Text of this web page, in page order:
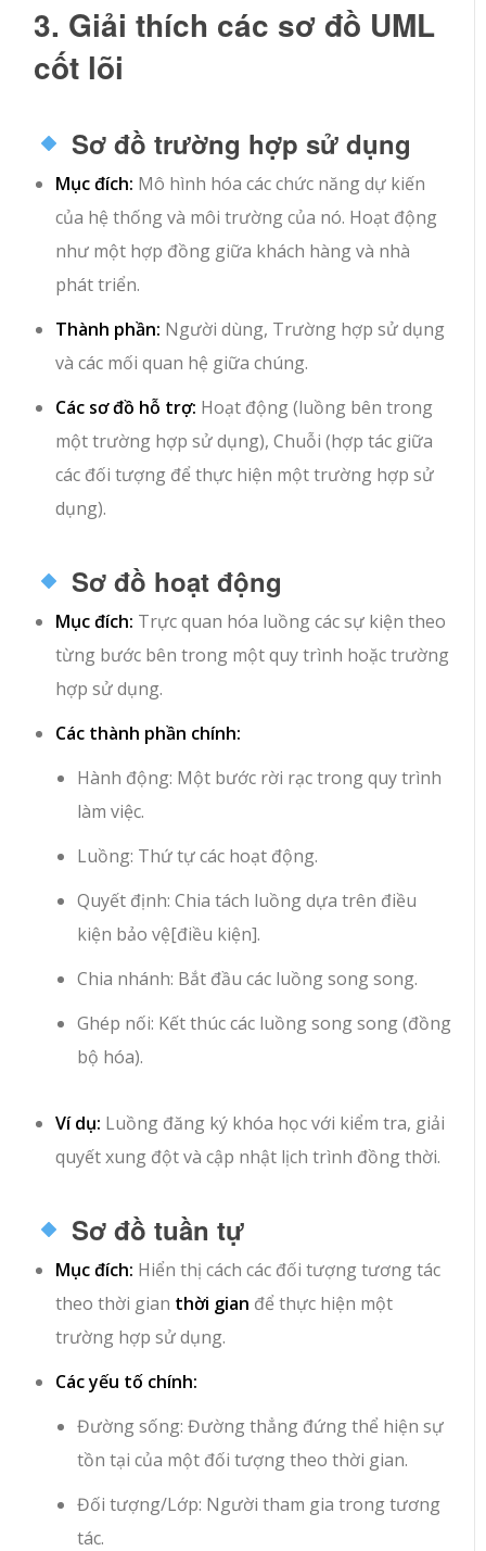
3. Giải thích các sơ đồ UML
cốt lõi
Sơ đồ trường hợp sử dụng
Mục đích: Mô hình hóa các chức năng dự kiến
của hệ thống và môi trường của nó. Hoạt động
như một hợp đồng giữa khách hàng và nhà
phát triển.
Thành phần: Người dùng, Trường hợp sử dụng
và các mối quan hệ giữa chúng.
Các sơ đồ hỗ trợ: Hoạt động (luồng bên trong
một trường hợp sử dụng), Chuỗi (hợp tác giữa
các đối tượng để thực hiện một trường hợp sử
dụng).
Sơ đồ hoạt động
Mục đích: Trực quan hóa luồng các sự kiện theo
từng bước bên trong một quy trình hoặc trường
hợp sử dụng.
Các thành phần chính:
Hành động: Một bước rời rạc trong quy trình
làm việc.
Luồng: Thứ tự các hoạt động.
Quyết định: Chia tách luồng dựa trên điều
kiện bảo vệ[điều kiện].
Chia nhánh: Bắt đầu các luồng song song.
Ghép nối: Kết thúc các luồng song song (đồng
bộ hóa).
Ví dụ: Luồng đăng ký khóa học với kiểm tra, giải
quyết xung đột và cập nhật lịch trình đồng thời.
Sơ đồ tuần tự
Mục đích: Hiển thị cách các đối tượng tương tác
theo thời gian thời gian để thực hiện một
trường hợp sử dụng.
Các yếu tố chính:
Đường sống: Đường thẳng đứng thể hiện sự
tồn tại của một đối tượng theo thời gian.
Đối tượng/Lớp: Người tham gia trong tương
tác.